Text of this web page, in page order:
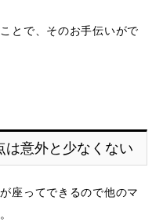
とで、そのお手伝いがで
は意外と少なくない
座ってできるので他のマ